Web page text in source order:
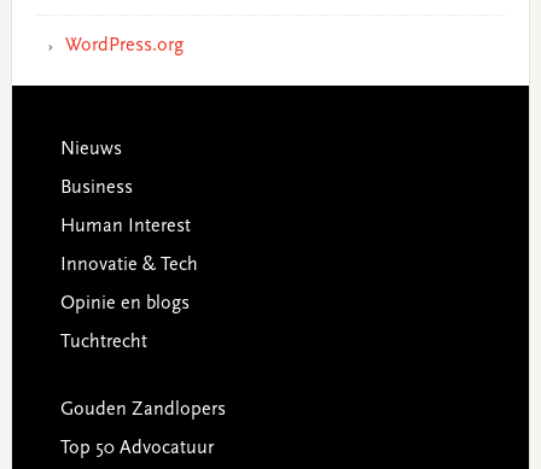
WordPress.org
Footer
Nieuws
Business
Human Interest
Innovatie & Tech
Opinie en blogs
Tuchtrecht
Gouden Zandlopers
Top 50 Advocatuur